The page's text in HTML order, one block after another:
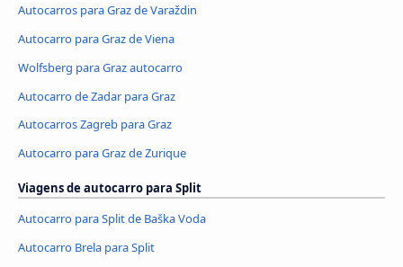
Autocarros para Graz de Varaždin
Autocarro para Graz de Viena
Wolfsberg para Graz autocarro
Autocarro de Zadar para Graz
Autocarros Zagreb para Graz
Autocarro para Graz de Zurique
Viagens de autocarro para Split
Autocarro para Split de Baška Voda
Autocarro Brela para Split